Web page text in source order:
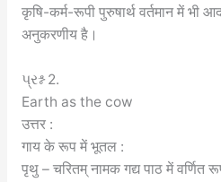
कृषि-कर्म-रूपी पुरुषार्थ वर्तमान में भी
अनुकरणीय है।
પ્રશ્ન 2.
Earth as the cow
उत्तर :
गाय के रूप में भूतल :
पृथु – चरितम् नामक गद्य पाठ में